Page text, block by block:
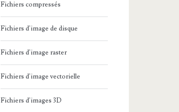
Fichiers compressés
Fichiers d'image de disque
Fichiers d'image raster
Fichiers d'image vectorielle
Fichiers d'images 3D